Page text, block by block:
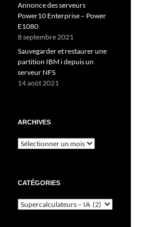
Annonce des serveurs
Power10 Enterprise – Power
E1080
8 septembre 2021
Sauvegarder et restaurer une
partition IBM i depuis un
serveur NFS
14 août 2021
ARCHIVES
Archives
CATÉGORIES
Catégories